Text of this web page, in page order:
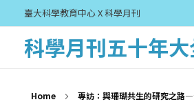
臺大科學教育中心 X 科學月刊
科學月刊五十年
Home 專訪：與珊瑚共生的研究之路